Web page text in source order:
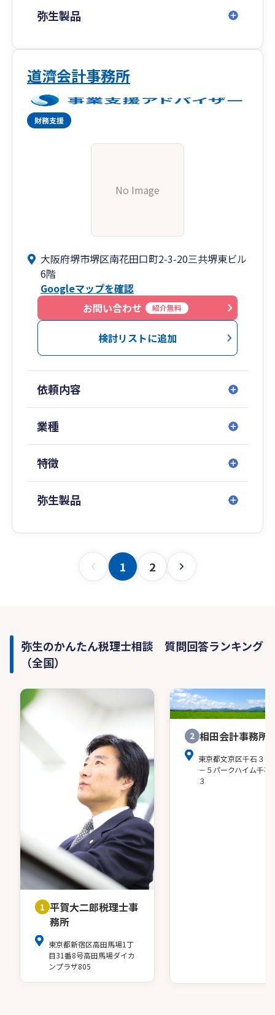
弥生製品
道濟会計事務所
No Image
大阪府堺市堺区南花田口町2-3-20三共堺東ビル
6階
Googleマップを確認
お問い合わせ
紹介無料
検討リストに追加
依頼内容
業種
特徴
弥生製品
1 2
弥生のかんたん税理士相談 質問回答ランキング
（全国）
1 平賀大二郎税理士事
務所
東京都新宿区高田馬場1丁
目31番8号高田馬場ダイカ
ンプラザ805
2 相田会計事務所
東京都文京区千石３－
－５パークハイム千石
３